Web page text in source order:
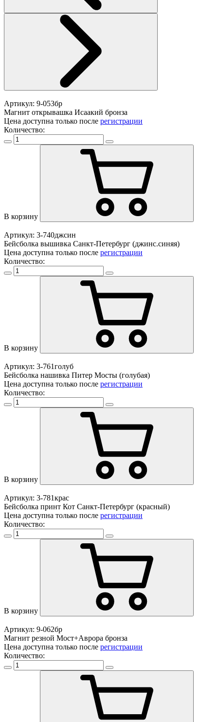
Артикул: 9-053бр
Магнит открывашка Исаакий бронза
Цена доступна только после регистрации
Количество:
В корзину
Артикул: 3-740джсин
Бейсболка вышивка Санкт-Петербург (джинс.синяя)
Цена доступна только после регистрации
Количество:
В корзину
Артикул: 3-761голуб
Бейсболка нашивка Питер Мосты (голубая)
Цена доступна только после регистрации
Количество:
В корзину
Артикул: 3-781крас
Бейсболка принт Кот Санкт-Петербург (красный)
Цена доступна только после регистрации
Количество:
В корзину
Артикул: 9-062бр
Магнит резной Мост+Аврора бронза
Цена доступна только после регистрации
Количество: